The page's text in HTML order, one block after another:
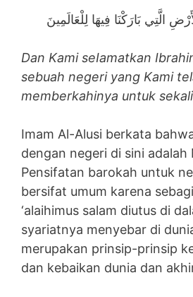
الَّتِي بَارَكْنَا فِيهَا لِلْعَالَمِينَ
Dan Kami seIamatkan
sebuah negeri yang Kami
memberkahinya untuk
Imam Al-Alusi berkata
dengan negeri di sini adalah
Pensifatan barokah untuk
bersifat umum karena
‘alaihimus salam diutus di
syariatnya menyebar di
merupakan prinsip-prinsip
dan kebaikan dunia dan